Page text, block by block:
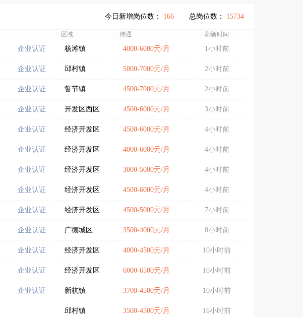
总岗位数： 15734
今日新增岗位数： 166
区域 待遇 刷新时间
企业认证 杨滩镇 4000-6000元/月 1小时前
企业认证 邱村镇 5000-7000元/月 2小时前
企业认证 誓节镇 4500-7000元/月 2小时前
企业认证 开发区西区 4500-6000元/月 3小时前
企业认证 经济开发区 4500-6000元/月 4小时前
企业认证 经济开发区 4000-6000元/月 4小时前
企业认证 经济开发区 3000-5000元/月 4小时前
企业认证 经济开发区 4500-6000元/月 4小时前
企业认证 经济开发区 4500-5000元/月 7小时前
企业认证 广德城区 3500-4000元/月 8小时前
企业认证 经济开发区 4000-4500元/月 10小时前
企业认证 经济开发区 6000-6500元/月 10小时前
企业认证 新杭镇 3700-4500元/月 10小时前
邱村镇 3500-4500元/月 16小时前